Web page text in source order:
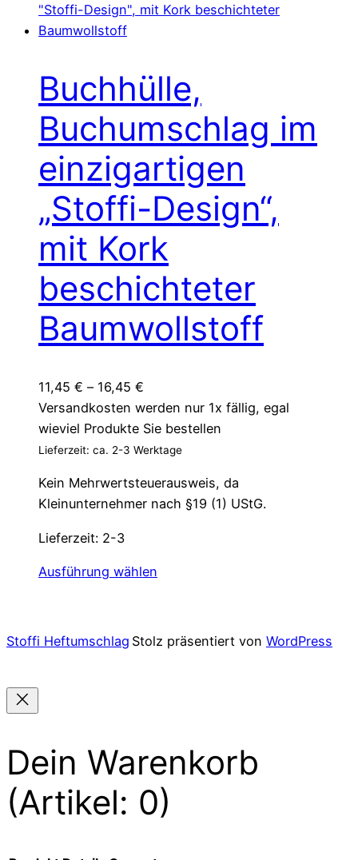
weist
Die
Optionen
können
auf
der
Produktseite
gewählt
Buchhülle,
Buchumschlag im
einzigartigen
„Stoffi-Design“,
mit Kork
beschichteter
Baumwollstoff
11,45 € – 16,45 €
Versandkosten werden nur 1x fällig, egal
wieviel Produkte Sie bestellen
Lieferzeit: ca. 2-3 Werktage
Kein Mehrwertsteuerausweis, da
Kleinunternehmer nach §19 (1) UStG.
Lieferzeit: 2-3
Ausführung wählen
mehrere
Varianten
auf
der
Produktseite
gewählt
Stoffi Heftumschlag Stolz präsentiert von WordPress
Dein Warenkorb
(Artikel: 0)